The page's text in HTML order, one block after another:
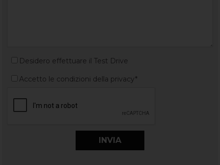
Desidero effettuare il Test Drive
Accetto le condizioni della privacy*